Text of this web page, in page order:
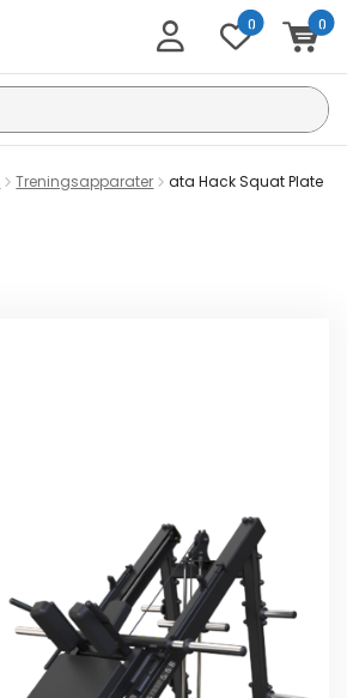
0 0
Treningsapparater
ata Hack Squat Plate